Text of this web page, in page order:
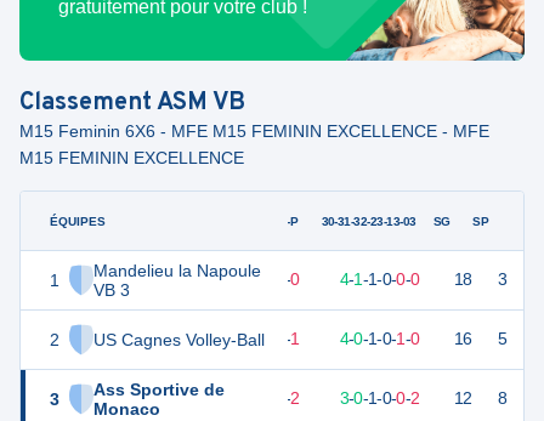
gratuitement pour votre club !
ClassementASM VB
M15 Feminin 6X6 - MFE M15 FEMININ EXCELLENCE - MFE
M15 FEMININ EXCELLENCE
ÉQUIPES
1
Mandelieu la Napoule
VB 3
2 US Cagnes Volley-Ball
3
Ass Sportive de
Monaco
G-P 30-31-32-23-13-03 SG SP
17 6 -0 4-1-1-0-0-0 18 3
14 6 -1 4-0-1-0-1-0 16 5
11 -2 3-0-1-0-0-2 12 8